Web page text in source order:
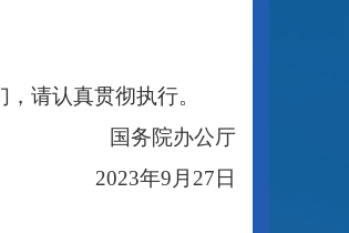
请认真贯彻执行。
国务院办公厅
2023年9月27日